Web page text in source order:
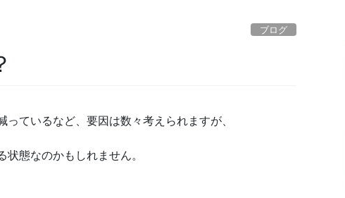
ブログ
ているなど、要因は数々考えられますが、
態なのかもしれません。